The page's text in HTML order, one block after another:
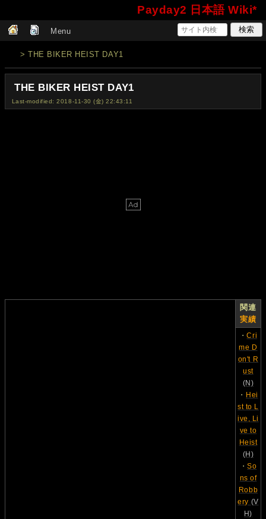
Payday2 日本語 Wiki*
Menu
> THE BIKER HEIST DAY1
THE BIKER HEIST DAY1
Last-modified: 2018-11-30 (金) 22:43:11
関連
実績
・Cri
me D
on't R
ust
(N)
・ Hei
st to L
ive, Li
ve to
Heist
(H)
・So
ns of
Robb
ery (V
H)